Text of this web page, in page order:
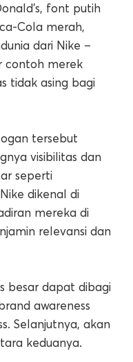
font putih
Cola merah,
dari Nike –
contoh merek
tidak asing bagi
tersebut
visibilitas dan
seperti
dikenal di
mereka di
relevansi dan
besar dapat dibagi
awareness
Selanjutnya, akan
keduanya.